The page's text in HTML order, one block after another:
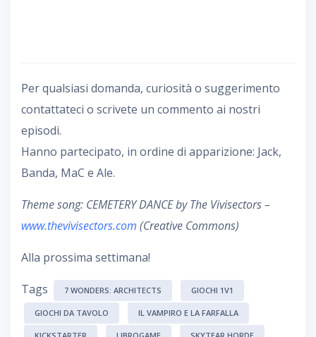
Per qualsiasi domanda, curiosità o suggerimento
contattateci o scrivete un commento ai nostri
episodi.
Hanno partecipato, in ordine di apparizione: Jack,
Banda, MaC e Ale.
Theme song: CEMETERY DANCE by The Vivisectors –
www.thevivisectors.com (Creative Commons)
Alla prossima settimana!
Tags 7 WONDERS: ARCHITECTS GIOCHI 1V1
GIOCHI DA TAVOLO IL VAMPIRO E LA FARFALLA